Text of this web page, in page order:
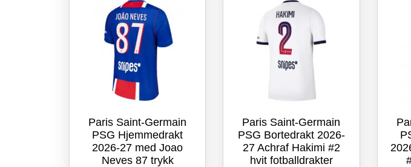
Paris Saint-Germain
PSG Hjemmedrakt
2026-27 med Joao
Neves 87 trykk
Paris Saint-Germain
PSG Bortedrakt 2026-
27 Achraf Hakimi #2
hvit fotballdrakter